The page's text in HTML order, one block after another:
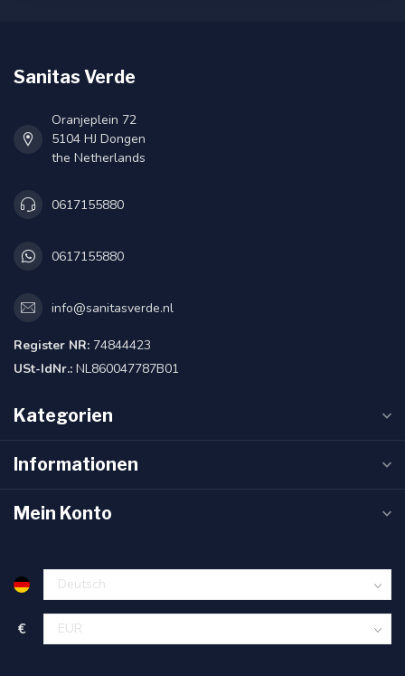
Sanitas Verde
Oranjeplein 72
5104 HJ Dongen
the Netherlands
0617155880
0617155880
info@sanitasverde.nl
Register NR: 74844423
USt-IdNr.: NL860047787B01
Kategorien
Informationen
Mein Konto
€